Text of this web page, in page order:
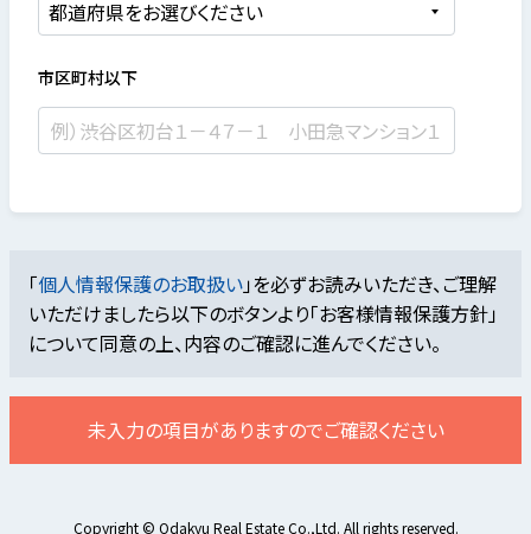
市区町村以下
「個人情報保護のお取扱い」を必ずお読みいただき、ご理解
いただけましたら以下のボタンより「お客様情報保護方針」
について同意の上、内容のご確認に進んでください。
未入力の項目がありますのでご確認ください
Copyright © Odakyu Real Estate Co.,Ltd. All rights reserved.